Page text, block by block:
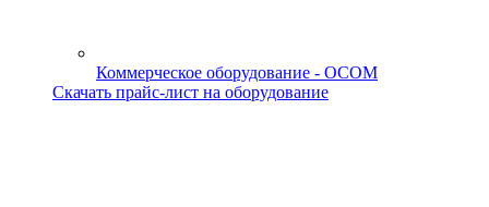
Коммерческое оборудование - OCOM
Скачать прайс-лист на оборудование